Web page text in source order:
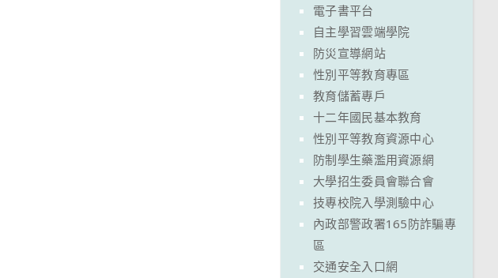
電子書平台
自主學習雲端學院
防災宣導網站
性別平等教育專區
教育儲蓄專戶
十二年國民基本教育
性別平等教育資源中心
防制學生藥濫用資源網
大學招生委員會聯合會
技專校院入學測驗中心
內政部警政署165防詐騙專
區
交通安全入口網